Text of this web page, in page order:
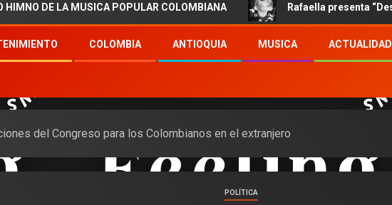
LA MUSICA POPULAR COLOMBIANA Rafaella presenta “Destino”
COLOMBIA ANTIOQUIA MUSICA ACTUALIDAD
del Congreso para los Colombianos en el extranjero
POLÍTICA